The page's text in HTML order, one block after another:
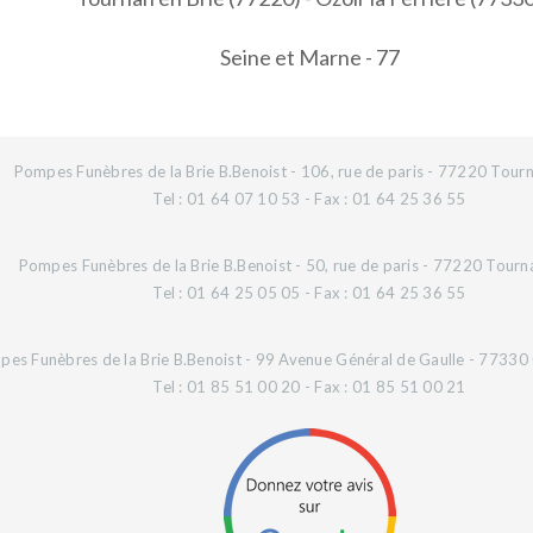
Seine et Marne - 77
Pompes Funèbres de la Brie B.Benoist - 106, rue de paris - 77220
Tel : 01 64 07 10 53 - Fax : 01 64 25 36 55
Pompes Funèbres de la Brie B.Benoist - 50, rue de paris - 77220
Tel : 01 64 25 05 05 - Fax : 01 64 25 36 55
Funèbres de la Brie B.Benoist - 99 Avenue Général de Gaulle -
Tel : 01 85 51 00 20 - Fax : 01 85 51 00 21